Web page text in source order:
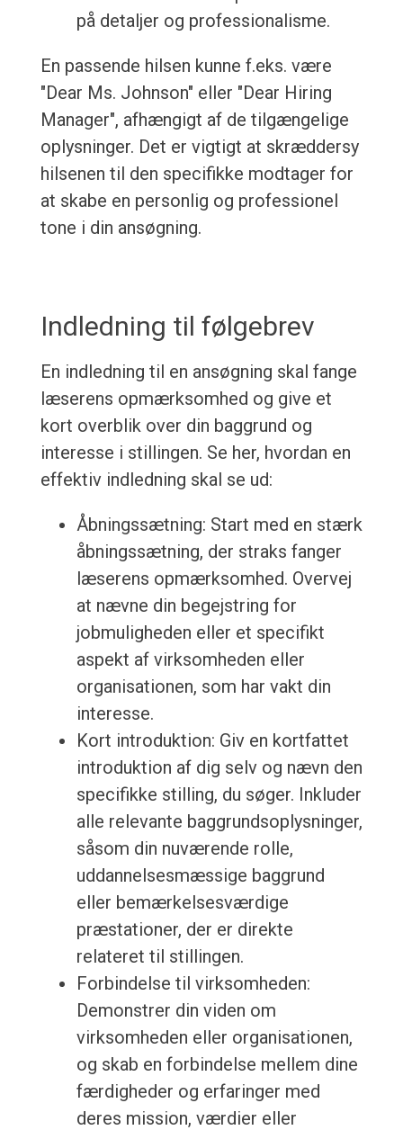
på detaljer og professionalisme.
En passende hilsen kunne f.eks. være
"Dear Ms. Johnson" eller "Dear Hiring
Manager", afhængigt af de tilgængelige
oplysninger. Det er vigtigt at skræddersy
hilsenen til den specifikke modtager for
at skabe en personlig og professionel
tone i din ansøgning.
Indledning til følgebrev
En indledning til en ansøgning skal fange
læserens opmærksomhed og give et
kort overblik over din baggrund og
interesse i stillingen. Se her, hvordan en
effektiv indledning skal se ud:
Åbningssætning: Start med en stærk
åbningssætning, der straks fanger
læserens opmærksomhed. Overvej
at nævne din begejstring for
jobmuligheden eller et specifikt
aspekt af virksomheden eller
organisationen, som har vakt din
interesse.
Kort introduktion: Giv en kortfattet
introduktion af dig selv og nævn den
specifikke stilling, du søger. Inkluder
alle relevante baggrundsoplysninger,
såsom din nuværende rolle,
uddannelsesmæssige baggrund
eller bemærkelsesværdige
præstationer, der er direkte
relateret til stillingen.
Forbindelse til virksomheden:
Demonstrer din viden om
virksomheden eller organisationen,
og skab en forbindelse mellem dine
færdigheder og erfaringer med
deres mission, værdier eller